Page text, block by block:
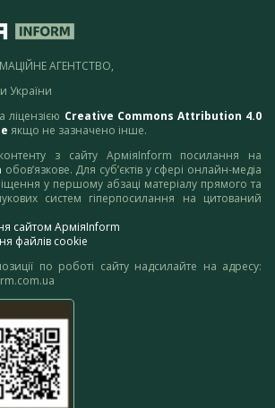
АГЕНТСТВО,
України
ліцензією Creative Commons Attribution 4.0
якщо не зазначено інше.
з сайту АрміяInform посилання на
обов’язкове. Для суб’єктів у сфері онлайн-медіа
у першому абзаці матеріалу прямого та
систем гіперпосилання на цитований
сайтом АрміяInform
файлів cookie
по роботі сайту надсилайте на адресу: